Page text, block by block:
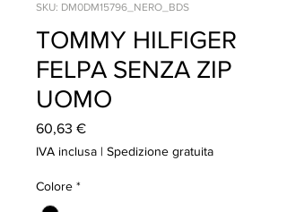
SKU: DM0DM15796_NERO_BDS
TOMMY HILFIGER
FELPA SENZA ZIP
UOMO
60,63 €Prezzo
IVA inclusa | Spedizione gratuita
Colore *